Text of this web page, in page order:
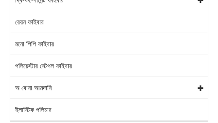
রেয়ন ফাইবার
মনো পিপি ফাইবার
পলিয়েস্টার স্টেপল ফাইবার
অ বোনা আমদানি
ইলাস্টিক পলিমার